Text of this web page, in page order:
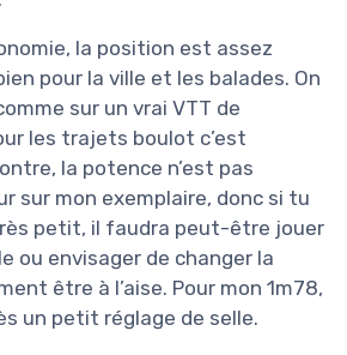
la position est assez
pour la ville et les balades. On
sur un vrai VTT de
les trajets boulot c’est
la potence n’est pas
sur mon exemplaire, donc si tu
petit, il faudra peut-être jouer
ou envisager de changer la
être à l’aise. Pour mon 1m78,
un petit réglage de selle.